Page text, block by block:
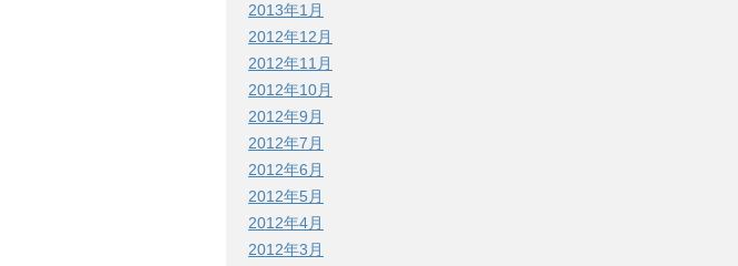
2013年1月
2012年12月
2012年11月
2012年10月
2012年9月
2012年7月
2012年6月
2012年5月
2012年4月
2012年3月